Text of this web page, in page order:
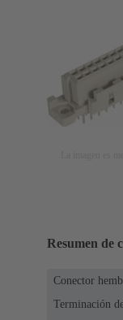
Resumen de
Conector
Terminación